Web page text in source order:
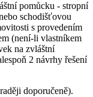
pomůcku - stropní
schodišťovou
s provedením
(není-li vlastníkem
na zvláštní
2 návrhy řešení
doporučeně).